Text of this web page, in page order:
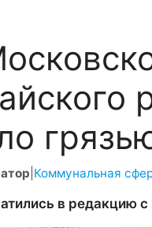
Коммунальная
в редакцию